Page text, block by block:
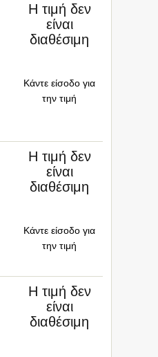
Η τιμή δεν
είναι
διαθέσιμη
Κάντε είσοδο για
την τιμή
Η τιμή δεν
είναι
διαθέσιμη
Κάντε είσοδο για
την τιμή
Η τιμή δεν
είναι
διαθέσιμη